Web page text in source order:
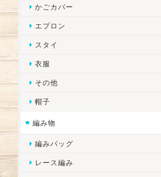
かごカバー
エプロン
スタイ
衣服
その他
帽子
編み物
編みバッグ
レース編み